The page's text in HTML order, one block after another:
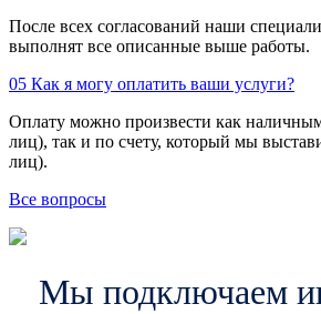
После всех согласований наши
выполнят все описанные выше работы.
05 Как я могу оплатить ваши услуги?
Оплату можно произвести как
лиц), так и по счету, который мы
лиц).
Все вопросы
Мы подключаем